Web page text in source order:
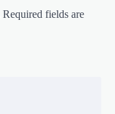
Required fields are